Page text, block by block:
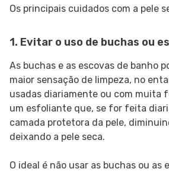
Os principais cuidados com a pele
1. Evitar o uso de buchas ou
As buchas e as escovas de banho
maior sensação de limpeza, no
usadas diariamente ou com muita
um esfoliante que, se for feita
camada protetora da pele,
deixando a pele seca.
O ideal é não usar as buchas ou as